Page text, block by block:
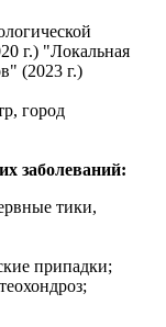
г.) "Локальная
(2023 г.)
город
заболеваний:
тики,
припадки;